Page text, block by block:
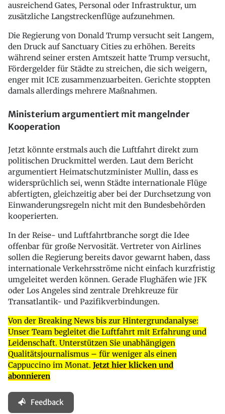
ausreichend Gates, Personal oder Infrastruktur, um
zusätzliche Langstreckenflüge aufzunehmen.
Die Regierung von Donald Trump versucht seit Langem,
den Druck auf Sanctuary Cities zu erhöhen. Bereits
während seiner ersten Amtszeit hatte Trump versucht,
Fördergelder für Städte zu streichen, die sich weigern,
enger mit ICE zusammenzuarbeiten. Gerichte stoppten
damals allerdings mehrere Maßnahmen.
Ministerium argumentiert mit mangelnder
Kooperation
Jetzt könnte erstmals auch die Luftfahrt direkt zum
politischen Druckmittel werden. Laut dem Bericht
argumentiert Heimatschutzminister Mullin, dass es
widersprüchlich sei, wenn Städte internationale Flüge
abfertigten, gleichzeitig aber bei der Durchsetzung von
Einwanderungsregeln nicht mit den Bundesbehörden
kooperierten.
In der Reise- und Luftfahrtbranche sorgt die Idee
offenbar für große Nervosität. Vertreter von Airlines
sollen die Regierung bereits davor gewarnt haben, dass
internationale Verkehrsströme nicht einfach kurzfristig
umgeleitet werden können. Gerade Flughäfen wie JFK
oder Los Angeles sind zentrale Drehkreuze für
Transatlantik- und Pazifikverbindungen.
Von der Breaking News bis zur Hintergrundanalyse:
Unser Team begleitet die Luftfahrt mit Erfahrung und
Leidenschaft. Unterstützen Sie unabhängigen
Qualitätsjournalismus – für weniger als einen
Cappuccino im Monat. Jetzt hier klicken und
abonnieren
Feedback